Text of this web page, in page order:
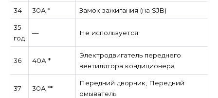
34 30А * Замок зажигания (на SJB)
35
год
— Не используется
36 40А *
Электродвигатель переднего
вентилятора кондиционера
37 30А **
Передний дворник, Передний
омыватель